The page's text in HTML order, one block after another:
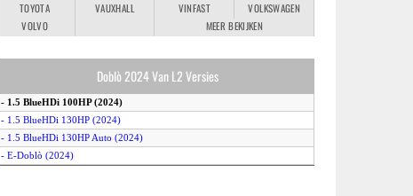
TOYOTA
VAUXHALL VINFAST
VOLKSWAGEN
VOLVO
MEER BEKIJKEN
Doblò 2024 Van L2 Versies
- 1.5 BlueHDi 100HP (2024)
- 1.5 BlueHDi 130HP (2024)
- 1.5 BlueHDi 130HP Auto (2024)
- E-Doblò (2024)